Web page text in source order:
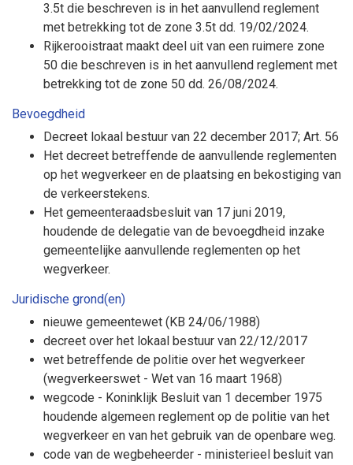
3.5t die beschreven is in het aanvullend reglement
met betrekking tot de zone 3.5t dd. 19/02/2024.
Rijkerooistraat maakt deel uit van een ruimere zone
50 die beschreven is in het aanvullend reglement met
betrekking tot de zone 50 dd. 26/08/2024.
Bevoegdheid
Decreet lokaal bestuur van 22 december 2017; Art. 56
Het decreet betreffende de aanvullende reglementen
op het wegverkeer en de plaatsing en bekostiging van
de verkeerstekens.
Het gemeenteraadsbesluit van 17 juni 2019,
houdende de delegatie van de bevoegdheid inzake
gemeentelijke aanvullende reglementen op het
wegverkeer.
Juridische grond(en)
nieuwe gemeentewet (KB 24/06/1988)
decreet over het lokaal bestuur van 22/12/2017
wet betreffende de politie over het wegverkeer
(wegverkeerswet - Wet van 16 maart 1968)
wegcode - Koninklijk Besluit van 1 december 1975
houdende algemeen reglement op de politie van het
wegverkeer en van het gebruik van de openbare weg.
code van de wegbeheerder - ministerieel besluit van